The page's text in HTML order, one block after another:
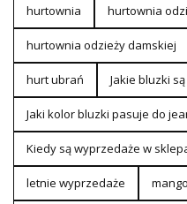
hurtownia hurtownia
hurtownia odzieży damskiej
hurt ubrań Jakie bluzki
Jaki kolor bluzki pasuje do
Kiedy są wyprzedaże w
letnie wyprzedaże